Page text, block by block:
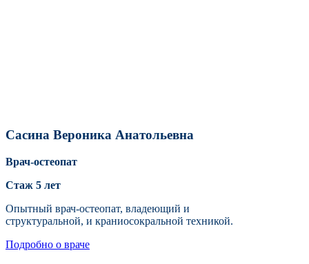
Сасина Вероника Анатольевна
Врач-остеопат
Стаж 5 лет
Опытный врач-остеопат, владеющий и
структуральной, и краниосокральной техникой.
Подробно о враче